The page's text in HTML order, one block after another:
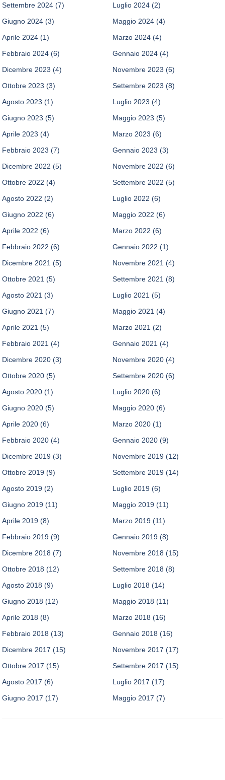
Settembre 2024 (7) Luglio 2024 (2)
Giugno 2024 (3) Maggio 2024 (4)
Aprile 2024 (1) Marzo 2024 (4)
Febbraio 2024 (6) Gennaio 2024 (4)
Dicembre 2023 (4) Novembre 2023 (6)
Ottobre 2023 (3) Settembre 2023 (8)
Agosto 2023 (1) Luglio 2023 (4)
Giugno 2023 (5) Maggio 2023 (5)
Aprile 2023 (4) Marzo 2023 (6)
Febbraio 2023 (7) Gennaio 2023 (3)
Dicembre 2022 (5) Novembre 2022 (6)
Ottobre 2022 (4) Settembre 2022 (5)
Agosto 2022 (2) Luglio 2022 (6)
Giugno 2022 (6) Maggio 2022 (6)
Aprile 2022 (6) Marzo 2022 (6)
Febbraio 2022 (6) Gennaio 2022 (1)
Dicembre 2021 (5) Novembre 2021 (4)
Ottobre 2021 (5) Settembre 2021 (8)
Agosto 2021 (3) Luglio 2021 (5)
Giugno 2021 (7) Maggio 2021 (4)
Aprile 2021 (5) Marzo 2021 (2)
Febbraio 2021 (4) Gennaio 2021 (4)
Dicembre 2020 (3) Novembre 2020 (4)
Ottobre 2020 (5) Settembre 2020 (6)
Agosto 2020 (1) Luglio 2020 (6)
Giugno 2020 (5) Maggio 2020 (6)
Aprile 2020 (6) Marzo 2020 (1)
Febbraio 2020 (4) Gennaio 2020 (9)
Dicembre 2019 (3) Novembre 2019 (12)
Ottobre 2019 (9) Settembre 2019 (14)
Agosto 2019 (2) Luglio 2019 (6)
Giugno 2019 (11) Maggio 2019 (11)
Aprile 2019 (8) Marzo 2019 (11)
Febbraio 2019 (9) Gennaio 2019 (8)
Dicembre 2018 (7) Novembre 2018 (15)
Ottobre 2018 (12) Settembre 2018 (8)
Agosto 2018 (9) Luglio 2018 (14)
Giugno 2018 (12) Maggio 2018 (11)
Aprile 2018 (8) Marzo 2018 (16)
Febbraio 2018 (13) Gennaio 2018 (16)
Dicembre 2017 (15) Novembre 2017 (17)
Ottobre 2017 (15) Settembre 2017 (15)
Agosto 2017 (6) Luglio 2017 (17)
Giugno 2017 (17) Maggio 2017 (7)